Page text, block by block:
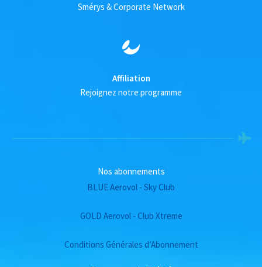
Smérys & Corporate Network
Affiliation
Rejoignez notre programme
Nos abonnements
BLUE Aerovol - Sky Club
GOLD Aerovol - Club Xtreme
Conditions Générales d’Abonnement